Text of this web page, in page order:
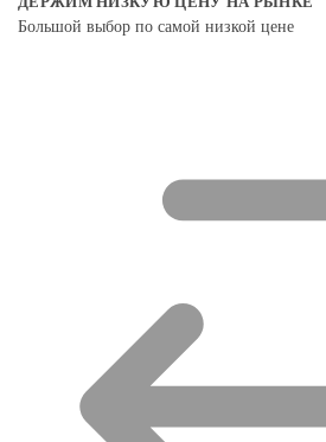
Большой выбор по самой низкой цене